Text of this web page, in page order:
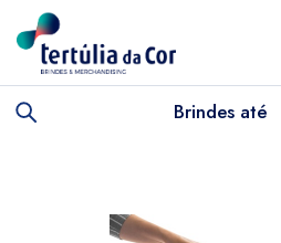
Brindes até